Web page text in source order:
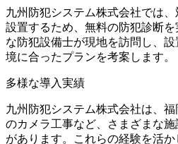
九州防犯システム株式会社では
設置するため、無料の防犯診断
な防犯設備士が現地を訪問し、
境に合ったプランを考案します。
多様な導入実績
九州防犯システム株式会社は、
のカメラ工事など、さまざまな
があります。これらの経験を活